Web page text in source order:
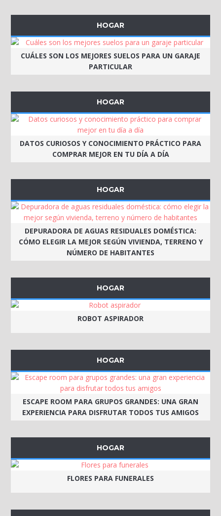
HOGAR
CUÁLES SON LOS MEJORES SUELOS PARA UN GARAJE
PARTICULAR
HOGAR
DATOS CURIOSOS Y CONOCIMIENTO PRÁCTICO PARA
COMPRAR MEJOR EN TU DÍA A DÍA
HOGAR
DEPURADORA DE AGUAS RESIDUALES DOMÉSTICA:
CÓMO ELEGIR LA MEJOR SEGÚN VIVIENDA, TERRENO Y
NÚMERO DE HABITANTES
HOGAR
ROBOT ASPIRADOR
HOGAR
ESCAPE ROOM PARA GRUPOS GRANDES: UNA GRAN
EXPERIENCIA PARA DISFRUTAR TODOS TUS AMIGOS
HOGAR
FLORES PARA FUNERALES